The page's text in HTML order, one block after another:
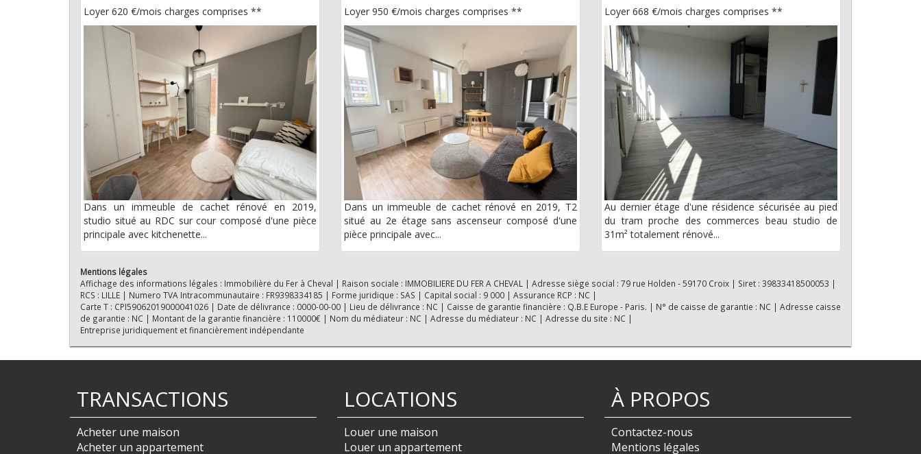
Loyer 620 €/mois charges comprises **
Dans un immeuble de cachet rénové en 2019,
studio situé au RDC sur cour composé d'une pièce
principale avec kitchenette...
Loyer 950 €/mois charges comprises **
Dans un immeuble de cachet rénové en 2019, T2
situé au 2e étage sans ascenseur composé d'une
pièce principale avec...
Loyer 668 €/mois charges comprises **
Au dernier étage d'une résidence sécurisée au pied
du tram proche des commerces beau studio de
31m² totalement rénové...
Mentions légales
Affichage des informations légales : Immobilière du Fer à Cheval | Raison sociale : IMMOBILIERE DU FER A CHEVAL | Adresse siège social : 79 rue Holden - 59170 Croix | Siret : 39833418500053 |
RCS : LILLE | Numero TVA Intracommunautaire : FR9398334185 | Forme juridique : SAS | Capital social : 9 000 | Assurance RCP : NC |
Carte T : CPI59062019000041026 | Date de délivrance : 0000-00-00 | Lieu de délivrance : NC | Caisse de garantie financière : Q.B.E Europe - Paris. | N° de caisse de garantie : NC | Adresse caisse
de garantie : NC | Montant de la garantie financière : 110000€ | Nom du médiateur : NC | Adresse du médiateur : NC | Adresse du site : NC |
Entreprise juridiquement et financièrement indépendante
TRANSACTIONS
Acheter une maison
Acheter un appartement
LOCATIONS
Louer une maison
Louer un appartement
À PROPOS
Contactez-nous
Mentions légales